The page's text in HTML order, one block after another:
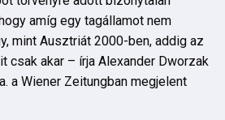
amíg egy tagállamot nem
mint Ausztriát 2000-ben, addig az
csak akar – írja Alexander Dworzak
a Wiener Zeitungban megjelent